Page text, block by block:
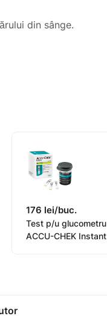
din sânge.
176 lei/buc.
Test p/u glucometru
ACCU-CHEK Instant